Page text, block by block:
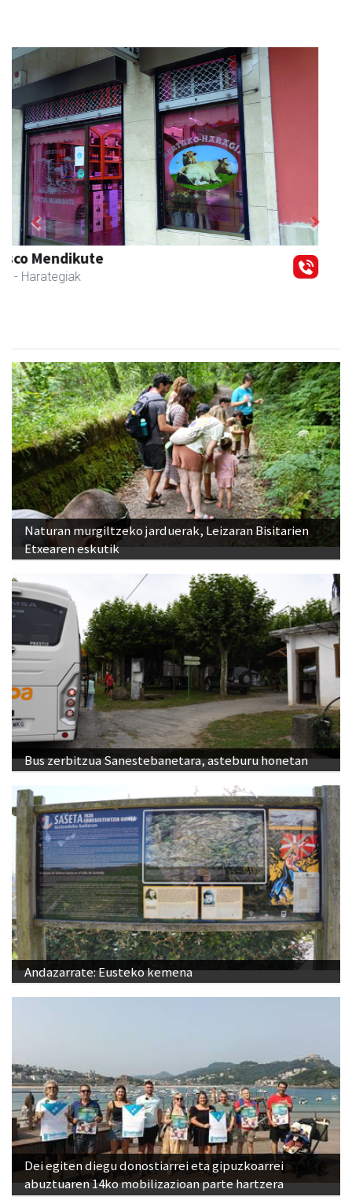
Kulunka aeroyoga zentroa
Andoain - Aeroyoga
Previous Next
Naturan murgiltzeko jarduerak, Leizaran Bisitarien
Etxearen eskutik
Bus zerbitzua Sanestebanetara, asteburu honetan
Andazarrate: Eusteko kemena
Dei egiten diegu donostiarrei eta gipuzkoarrei
abuztuaren 14ko mobilizazioan parte hartzera